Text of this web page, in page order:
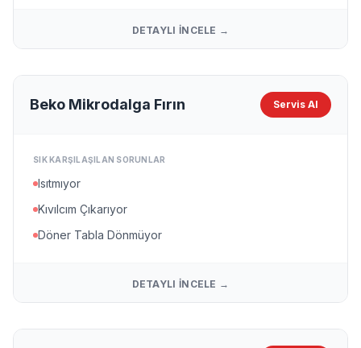
DETAYLI İNCELE →
Beko Mikrodalga Fırın Servis Al
SIK KARŞILAŞILAN SORUNLAR
Isıtmıyor
Kıvılcım Çıkarıyor
Döner Tabla Dönmüyor
DETAYLI İNCELE →